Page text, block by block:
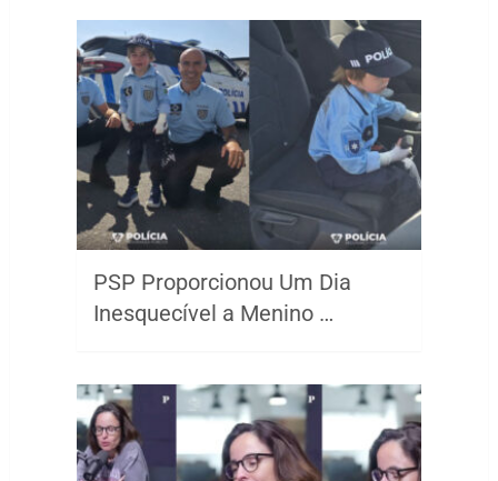
PSP Proporcionou Um Dia
Inesquecível a Menino …